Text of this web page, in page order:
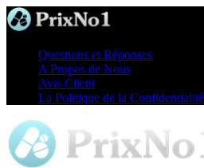
Questions et Réponses
A Propos de Nous
Avis Client
La Politique de la Confidentialité